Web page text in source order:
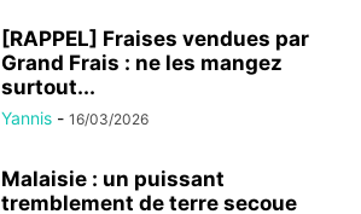
[RAPPEL] Fraises vendues par
Grand Frais : ne les mangez
surtout...
Yannis - 16/03/2026
Malaisie : un puissant
tremblement de terre secoue